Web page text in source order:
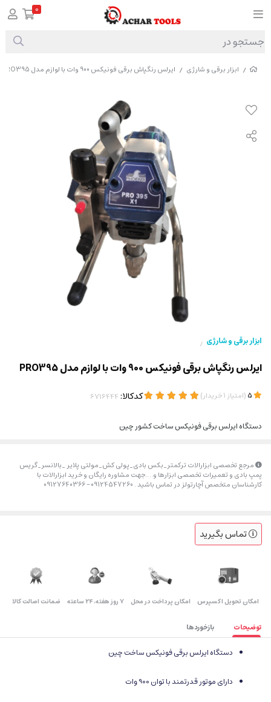
/ ابزار برقی و شارژی / ایرلس رنگپاش برقی فونیکس 900 وات با لوازم مدل PRO395
ابزار برقی و شارژی /
ایرلس رنگپاش برقی فونیکس 900 وات با لوازم مدل PRO395
(امتیاز 1خریدار) کدکالا:
دستگاه ایرلس برقی فونیکس ساخت کشور چین
مرجع تخصصی ابزارالات ترکمتر_بکس بادی_پولی کش_مولتی پلایر _بالانسر_گریس
پمپ بادی و تعمیرات تخصصی ابزارها و….جهت مشاوره رایگان و خرید ابزارالات با
کارشناسان متخصص آچارتولز در تماس باشید . 09124547260 – 09127640366
تماس بگیرید
اﻣﮑﺎن ﺗﺤﻮﯾﻞ اﮐﺴﭙﺮس امکان پرداخت در محل ۷ روز ﻫﻔﺘﻪ، ۲۴ ﺳﺎﻋﺘﻪ ضمانت اصالت کالا
توضیحات بازخوردها
دستگاه ایرلس برقی فونیکس ساخت چین
دارای موتور قدرتمند با توان 900 وات
0